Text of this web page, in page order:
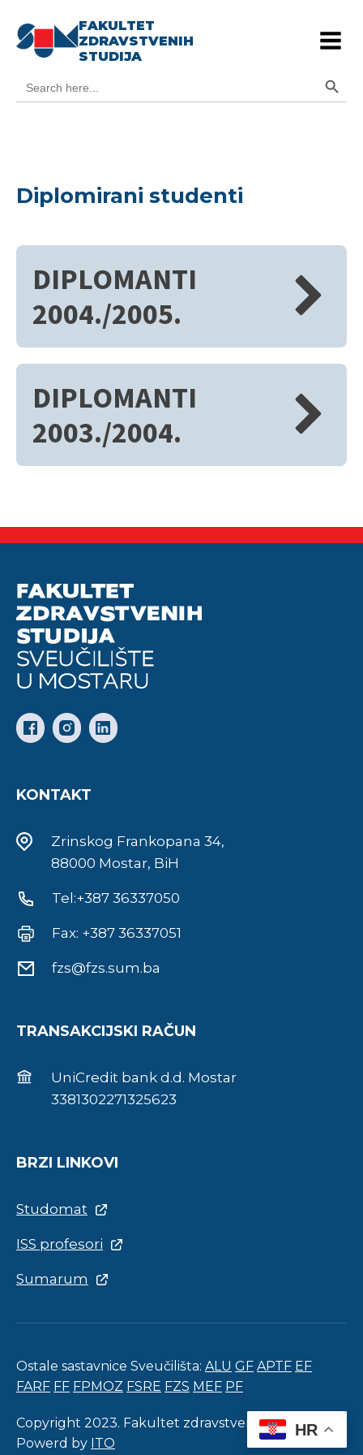
FAKULTET
ZDRAVSTVENIH
STUDIJA
for:
Diplomirani studenti
DIPLOMANTI
2004./2005.
DIPLOMANTI
2003./2004.
KONTAKT
Zrinskog Frankopana 34,
88000 Mostar, BiH
Tel:+387 36337050
Fax: +387 36337051
fzs@fzs.sum.ba
TRANSAKCIJSKI RAČUN
UniCredit bank d.d. Mostar
3381302271325623
BRZI LINKOVI
Studomat
ISS profesori
Sumarum
Ostale sastavnice Sveučilišta: ALU GF APTF EF
FARF FF FPMOZ FSRE FZS MEF PF
Copyright 2023. Fakultet zdravstvenih studija.
Powerd by ITO
HR